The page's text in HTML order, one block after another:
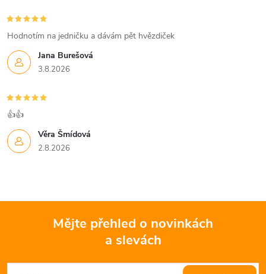
v
ý
p
i
s
u
Jana Burešová
3.8.2026
Hodnotím na jedničku a dávám pět hvězdiček
Věra Šmídová
2.8.2026
👍👍
Mějte přehled o novinkách
a slevách